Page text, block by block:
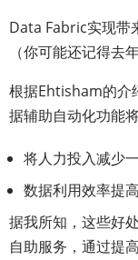
Data Fabric实现带
（你可能还记得去
根据Ehtisham的介
据辅助自动化功能将
将人力投入减少一
数据利用效率提
据我所知，这些好
自助服务，通过提